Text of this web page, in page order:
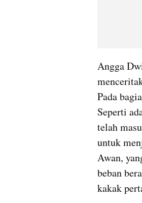
Angga
Pada
Seperti
telah
untuk
Awan,
beban
kakak